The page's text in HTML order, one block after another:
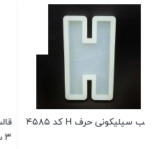
قالب سیلیکونی کد ۴۴۵۷ – هرم
طرح دریا
۳۵,۰۰۰